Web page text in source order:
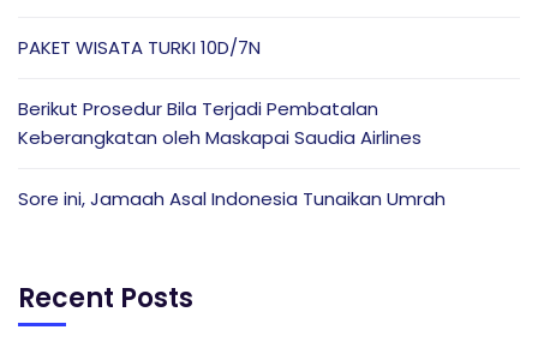
PAKET WISATA TURKI 10D/7N
Berikut Prosedur Bila Terjadi Pembatalan
Keberangkatan oleh Maskapai Saudia Airlines
Sore ini, Jamaah Asal Indonesia Tunaikan Umrah
Recent Posts